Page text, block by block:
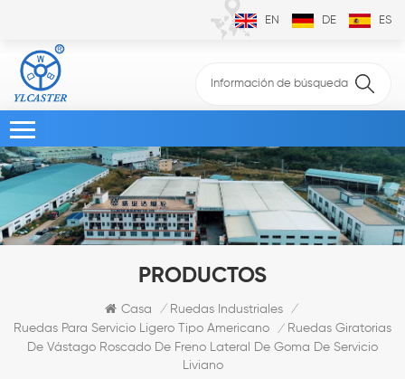
EN DE ES
PRODUCTOS
Casa / Ruedas Industriales /
Ruedas Para Servicio Ligero Tipo Americano / Ruedas Giratorias
De Vástago Roscado De Freno Lateral De Goma De Servicio
Liviano